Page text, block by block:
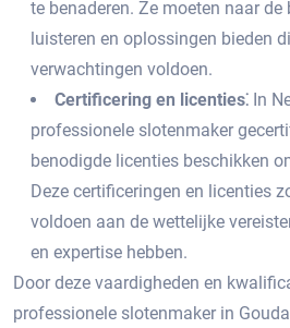
te benaderen.​ Ze moeten naar
luisteren en oplossingen bieden
verwachtingen voldoen.​
Certificering en licenties⁚ In
professionele slotenmaker
benodigde licenties beschikken
Deze certificeringen en licenties
voldoen aan de wettelijke
en expertise hebben.​
Door deze vaardigheden en
professionele slotenmaker in